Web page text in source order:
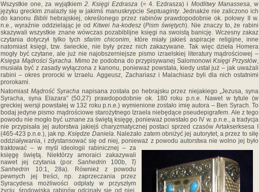
Wszystkie one, za wyjątkiem 2. Księgi Ezdrasza (= 4. Ezdrasza) i Modlitwy Manassesa, w
języku greckim znalazły się w jakimś manuskrypcie Septuaginty. Jednakże nie zaliczono ich
do kanonu Bibliihebrajskiej, określonego przez rabinów prawdopodobnie ok. połowy II w.
n.e., wyraźnie oddzielając je od Kitwei ha-kodesz(Pism świętych). Nie znaczy to, że rabini
skazywali wszystkie znane wówczas pozabiblijne księgi na swoistą banicję. Wczesny zakaz
czytania dotyczył tylko tychsfarim chiconim, które miały jakieś aspiracje religijne, inne
natomiast księgi, tzw. świeckie, nie były przez nich zakazywane. Tak więc dzieła Homera
mogły być czytane, ale już nie najobszerniejsze pismo izraelskiej literatury mądrościowej –
Księga Mądrości Syracha. Mimo że podobna do przypisywanej SalomonowiKsięgi Przysłów,
musiała być z zasady wyłączona z kanonu, ponieważ powstała, kiedy ustał już – jak uważali
rabini – okres prorocki w Izraelu. Aggeusz, Zachariasz i Malachiasz byli dla nich ostatnimi
prorokami.
Natomiast Mądrość Syracha napisana została po hebrajsku przez niejakiego „Jezusa, syna
Syracha, syna Elazara” (50,27) prawdopodobnie ok. 180 roku p.n.e. Nawet w tytule (w
greckiej wersji powstałej w 132 roku p.n.e.) wymienione zostało imię autora – Ben Syrach. To
bodaj jedyne pismo mądrościowe starożytnego Izraela niebędące pseudepigrafem. Ale z tego
powodu nie mogło być uznane za świętą księgę, ponieważ powstało po IV w. p.n.e., a tradycja
nie przypisała jej autorstwa jakiejś charyzmatycznej postaci sprzed czasów Artakserksesa I
(465-423 p.n.e.), jak np.Księdze Daniela. Należało zatem obniżyć jej autorytet, a przez to siłę
oddziaływania, i zdystansować się od niej, ponieważ z powodu autorstwa nie wolno jej było
traktować – w myśl ideologii rabinicznej – za
księgę świętą. Niektórzy amoraici zakazywali
nawet jej czytania (por. Sanhedrin 100b, Tj
Sanhedrin 10:1, 28a). Również z powodu
pewnych jej treści, np. zaprzeczania przez
Syracydesa możliwości odpłaty w przyszłym
życiu, środowiska rabinów odcinały się od niej,